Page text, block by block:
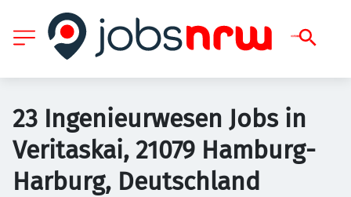
23 Ingenieurwesen Jobs in
Veritaskai, 21079 Hamburg-
Harburg, Deutschland